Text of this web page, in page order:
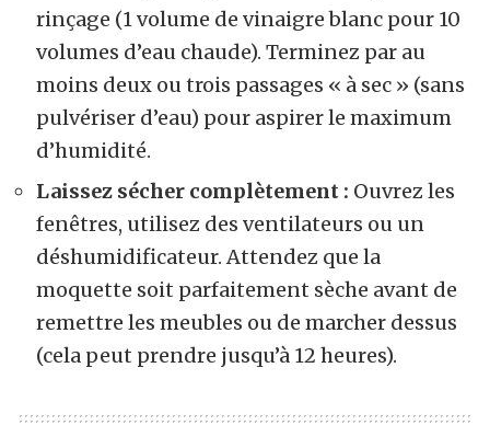
rinçage (1 volume de vinaigre blanc pour 10
volumes d’eau chaude). Terminez par au
moins deux ou trois passages « à sec » (sans
pulvériser d’eau) pour aspirer le maximum
d’humidité.
Laissez sécher complètement : Ouvrez les
fenêtres, utilisez des ventilateurs ou un
déshumidificateur. Attendez que la
moquette soit parfaitement sèche avant de
remettre les meubles ou de marcher dessus
(cela peut prendre jusqu’à 12 heures).